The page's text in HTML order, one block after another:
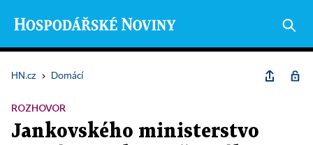
HN.cz › Domácí
ROZHOVOR
Jankovského ministerstvo